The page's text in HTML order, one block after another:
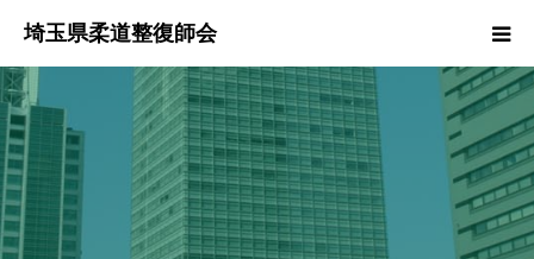
本会のご紹介
情報公開